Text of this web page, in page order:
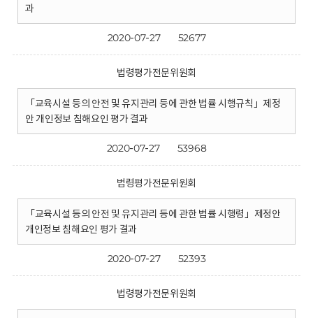
과
2020-07-27 52677
법령평가전문위원회
「교육시설 등의 안전 및 유지관리 등에 관한 법률 시행규칙」제정
안 개인정보 침해요인 평가 결과
2020-07-27 53968
법령평가전문위원회
「교육시설 등의 안전 및 유지관리 등에 관한 법률 시행령」제정안
개인정보 침해요인 평가 결과
2020-07-27 52393
법령평가전문위원회